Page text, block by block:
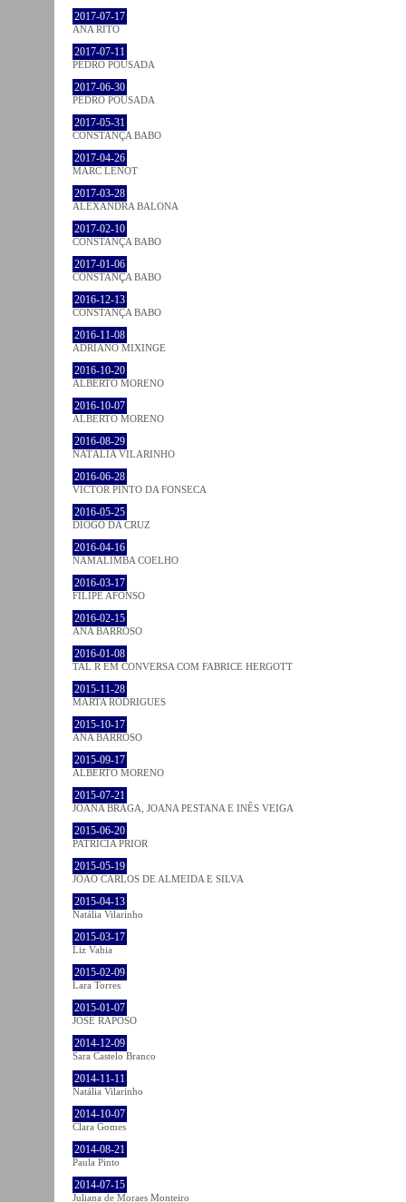
2017-07-17
ANA RITO
2017-07-11
PEDRO POUSADA
2017-06-30
PEDRO POUSADA
2017-05-31
CONSTANÇA BABO
2017-04-26
MARC LENOT
2017-03-28
ALEXANDRA BALONA
2017-02-10
CONSTANÇA BABO
2017-01-06
CONSTANÇA BABO
2016-12-13
CONSTANÇA BABO
2016-11-08
ADRIANO MIXINGE
2016-10-20
ALBERTO MORENO
2016-10-07
ALBERTO MORENO
2016-08-29
NATÁLIA VILARINHO
2016-06-28
VICTOR PINTO DA FONSECA
2016-05-25
DIOGO DA CRUZ
2016-04-16
NAMALIMBA COELHO
2016-03-17
FILIPE AFONSO
2016-02-15
ANA BARROSO
2016-01-08
TAL R EM CONVERSA COM FABRICE HERGOTT
2015-11-28
MARTA RODRIGUES
2015-10-17
ANA BARROSO
2015-09-17
ALBERTO MORENO
2015-07-21
JOANA BRAGA, JOANA PESTANA E INÊS VEIGA
2015-06-20
PATRÍCIA PRIOR
2015-05-19
JOÃO CARLOS DE ALMEIDA E SILVA
2015-04-13
Natália Vilarinho
2015-03-17
Liz Vahia
2015-02-09
Lara Torres
2015-01-07
JOSÉ RAPOSO
2014-12-09
Sara Castelo Branco
2014-11-11
Natália Vilarinho
2014-10-07
Clara Gomes
2014-08-21
Paula Pinto
2014-07-15
Juliana de Moraes Monteiro